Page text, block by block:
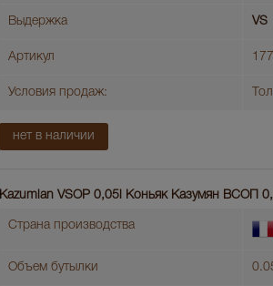
Выдержка VS
Артикул
Условия продаж:
нет в наличии
Kazumian VSOP 0,05l Коньяк Казумян ВСОП
Страна производства
Объем бутылки